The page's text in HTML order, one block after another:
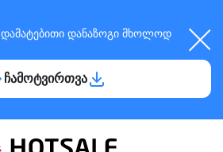
დამატებითი დანაზოგი მხოლოდ
ჩამოტვირთვა